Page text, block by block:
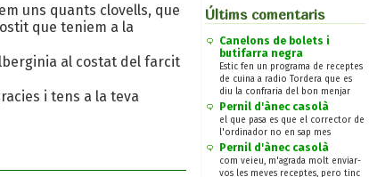
uns quants clovells, que
que teniem a la
al costat del farcit
i tens a la teva
Últims comentaris
Canelons de bolets i
butifarra negra
Estic fen un programa de receptes
de cuina a radio Tordera que es
diu la confraria del bon menjar
Pernil d'ànec casolà
el que pasa es que el corrector de
l'ordinador no en sap mes
Pernil d'ànec casolà
com veieu, m'agrada molt enviar-
vos les meves receptes, pero tinc